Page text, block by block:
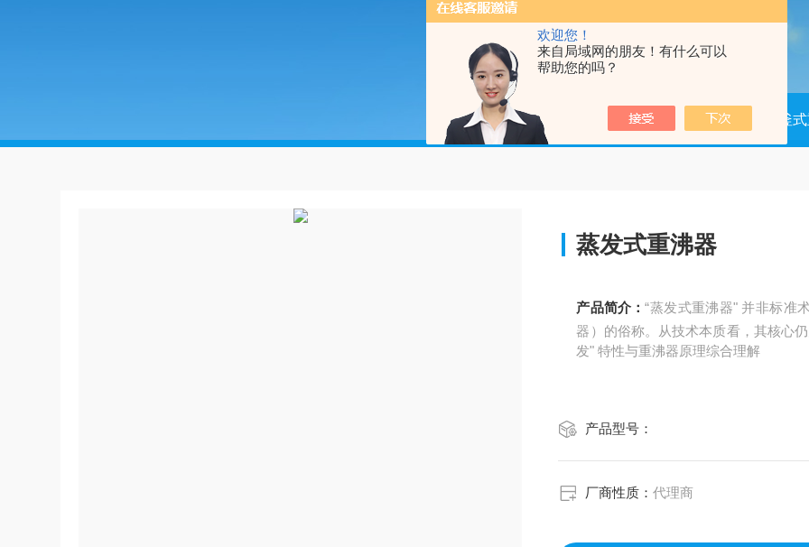
欢迎您！
来自局域网的朋友！有什么可以
帮助您的吗？
首页 产品中心 釜
蒸发式重沸器
产品简介：“蒸发式重沸器" 并非标准
器）的俗称。从技术本质看，其核心
发" 特性与重沸器原理综合理解
产品型号：
厂商性质：代理商